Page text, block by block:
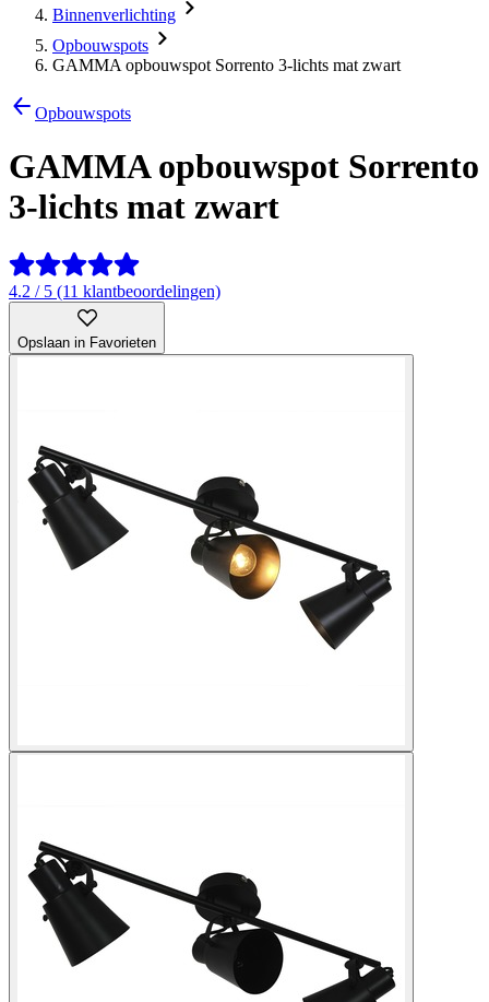
Binnenverlichting
Opbouwspots
GAMMA opbouwspot Sorrento 3-lichts mat zwart
Opbouwspots
GAMMA opbouwspot Sorrento
3-lichts mat zwart
4.2 / 5 (11 klantbeoordelingen)
Opslaan in Favorieten